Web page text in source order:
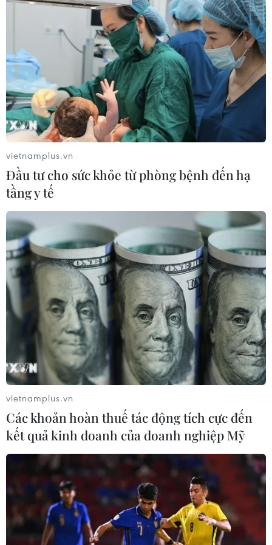
Campuchia yêu cầu các cơ sở kinh doanh
không lơ là phòng chống dịch
14/06/2021 09:52
Chính quyền Phnom Penh cuối tuần trước cho biết sau
khi biện pháp hạn chế được nới lỏng, các chủ công ty,
thể chế tài chính, nhà hàng, chợ, công nhân và người
kinh doanh có vẻ lơ là trong phòng dịch.
vietnamplus.vn
Đầu tư cho sức khỏe từ phòng bệnh đến hạ
tầng y tế
vietnamplus.vn
Các khoản hoàn thuế tác động tích cực đến
kết quả kinh doanh của doanh nghiệp Mỹ